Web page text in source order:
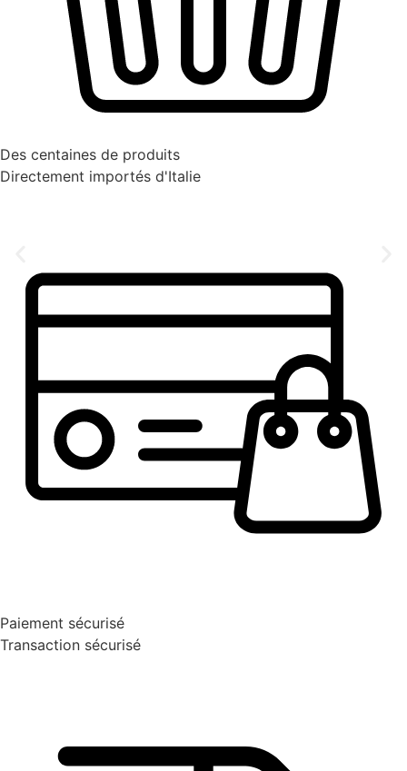
Des centaines de produits
Directement importés d'Italie
Paiement sécurisé
Transaction sécurisé